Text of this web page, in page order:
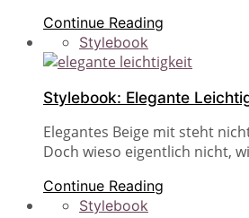
Continue Reading
Stylebook
Stylebook: Elegante
Elegantes Beige mit steht
Doch wieso eigentlich nicht,
Continue Reading
Stylebook